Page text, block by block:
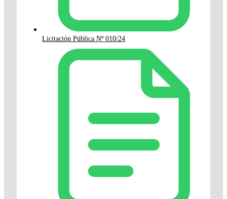
Licitación Pública Nº 010/24